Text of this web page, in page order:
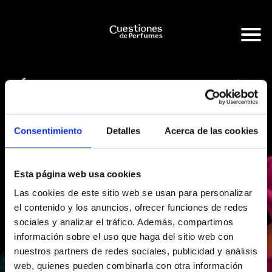
Consentimiento Detalles Acerca de las cookies
Esta página web usa cookies
Las cookies de este sitio web se usan para personalizar
el contenido y los anuncios, ofrecer funciones de redes
sociales y analizar el tráfico. Además, compartimos
información sobre el uso que haga del sitio web con
nuestros partners de redes sociales, publicidad y análisis
web, quienes pueden combinarla con otra información
Únete a la Newsletter de lo que será la
Comunidad de Fragancias de Habla
Hispana.
recibir información comercial de Carlos Camarinha a través de Systeme.io.
Únete Gratis
Sobre tu privacidad:
Información sobre el tratamiento de datos personales:
Responsable: Carlos Gil Camarinha Martínez. Finalidad: enviar boletines con